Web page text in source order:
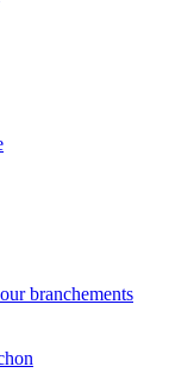
branchements